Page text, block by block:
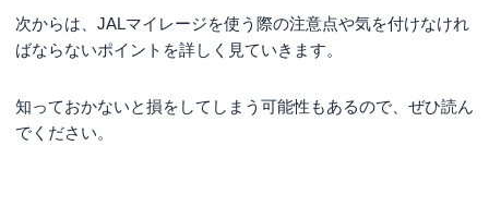
次からは、JALマイレージを使う際の注意点や気を付けなけれ
ばならないポイントを詳しく見ていきます。
知っておかないと損をしてしまう可能性もあるので、ぜひ読ん
でください。